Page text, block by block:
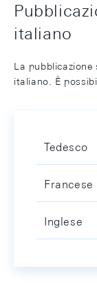
italiano
La pubblicazione
italiano. È
Tedesco
Francese
Inglese